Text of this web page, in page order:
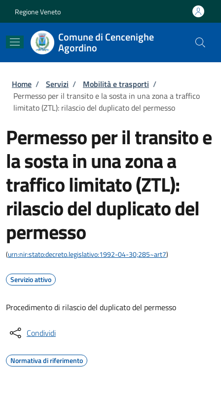
Regione Veneto
Comune di Cencenighe
Agordino
Briciole di pane
Home / Servizi / Mobilità e trasporti /
Permesso per il transito e la sosta in una zona a traffico
limitato (ZTL): rilascio del duplicato del permesso
Permesso per il transito e
la sosta in una zona a
traffico limitato (ZTL):
rilascio del duplicato del
permesso
(urn:nir:stato:decreto.legislativo:1992-04-30;285~art7)
Servizio attivo
Procedimento di rilascio del duplicato del permesso
Condividi
Normativa di riferimento